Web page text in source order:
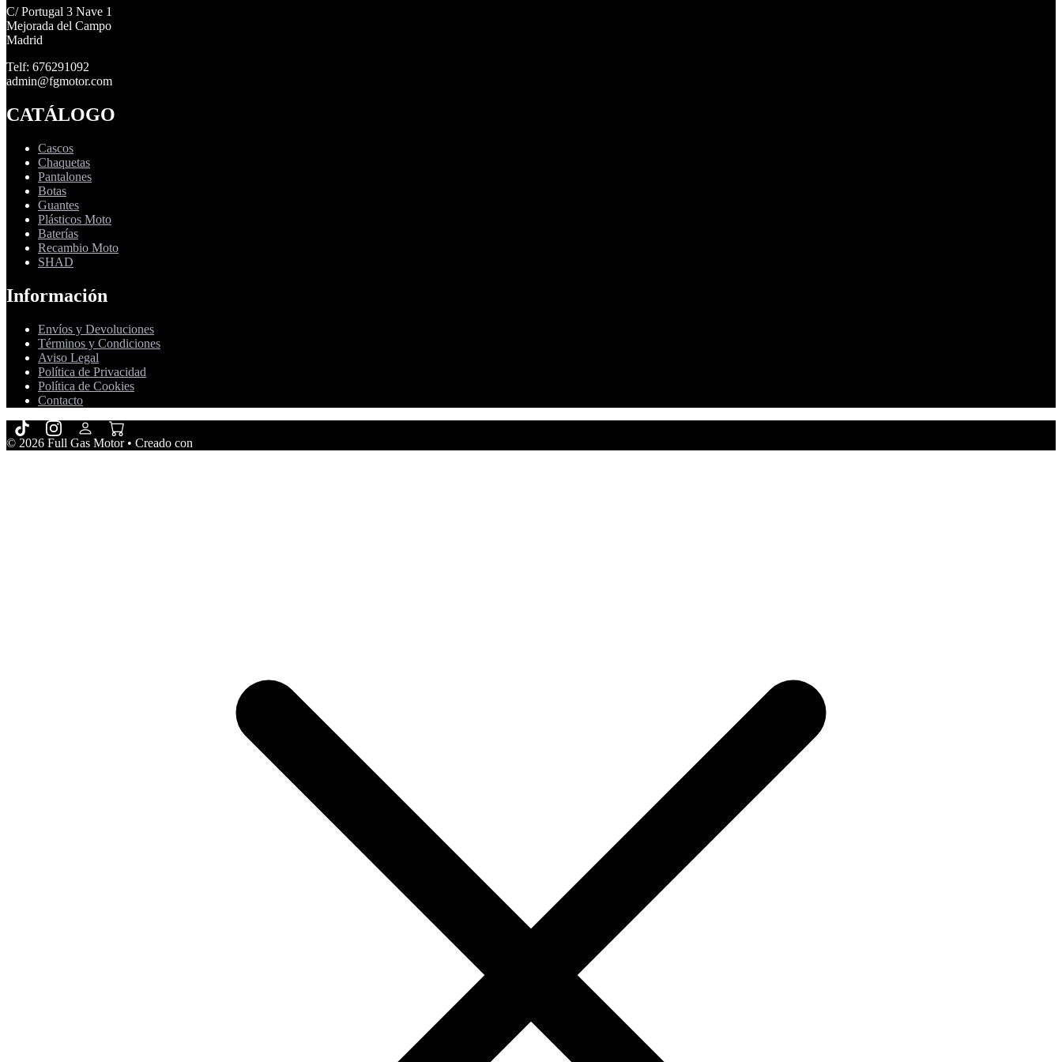
C/ Portugal 3 Nave 1
Mejorada del Campo
Madrid
Telf: 676291092
admin@fgmotor.com
CATÁLOGO
Cascos
Chaquetas
Pantalones
Botas
Guantes
Plásticos Moto
Baterías
Recambio Moto
SHAD
Información
Envíos y Devoluciones
Términos y Condiciones
Aviso Legal
Política de Privacidad
Política de Cookies
Contacto
© 2026 Full Gas Motor• Creado con